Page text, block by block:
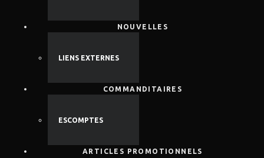
NOUVELLES
LIENS EXTERNES
COMMANDITAIRES
ESCOMPTES
ARTICLES PROMOTIONNELS